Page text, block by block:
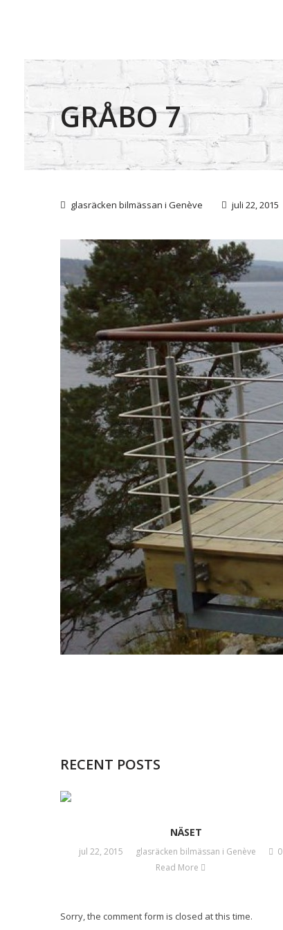
GRÅBO 7
glasräcken bilmässan i Genève juli 22, 2015
RECENT POSTS
NÄSET
jul 22, 2015 glasräcken bilmässan i Genève
0
Read More
Sorry, the comment form is closed at this time.